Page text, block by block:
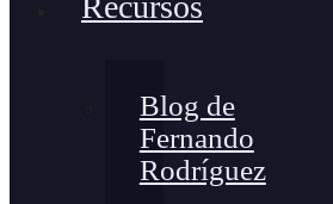
Blog de
Fernando
Rodríguez